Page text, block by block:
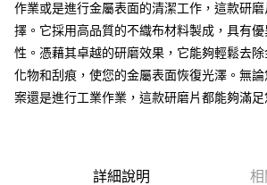
新竹物流(大件商品、貨量較大)
每筆NT$200，滿NT$5,000(含以上)免運費
作業或是進行金屬表面的清潔工作，這款研
擇。它採用高品質的不織布材料製成，具有
性。憑藉其卓越的研磨效果，它能夠輕鬆去
化物和刮痕，使您的金屬表面恢復光澤。無
案還是進行工業作業，這款研磨片都能夠滿足
詳細說明 相